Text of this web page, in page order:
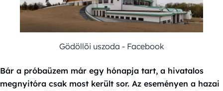
Gödöllői uszoda - Facebook
Bár a próbaüzem már egy hónapja tart, a hivatalos
megnyitóra csak most került sor. Az eseményen a hazai